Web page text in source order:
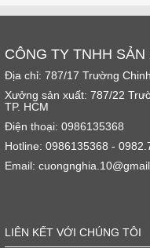
CÔNG TY TNHH
Địa chỉ: 787/17 Trường
Xưởng sản xuất: 787/22
TP. HCM
Điện thoại: 0986135368
Hotline: 0986135368 -
Email:
LIÊN KẾT VỚI CHÚNG TÔI